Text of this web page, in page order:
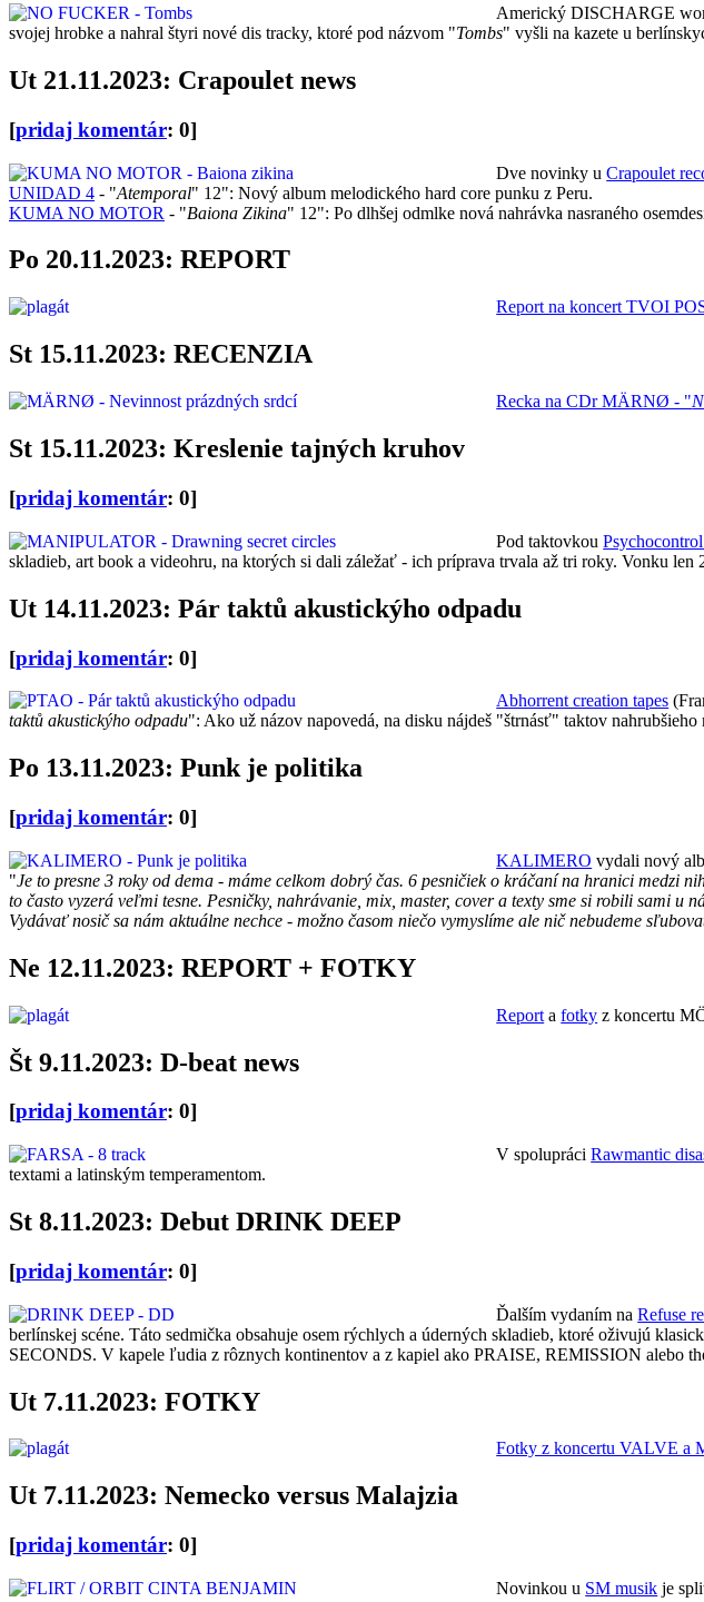
Americký DISCHARGE
svojej hrobke a nahral štyri nové dis tracky, ktoré pod názvom "Tombs" vyšli na kazete u
Ut 21.11.2023: Crapoulet news
[pridaj komentár: 0]
Dve novinky uCrapoulet
UNIDAD 4 - "Atemporal" 12": Nový album melodického hard core punku z Peru.
KUMA NO MOTOR - "Baiona Zikina" 12": Po dlhšej odmlke nová nahrávka nasraného
Po 20.11.2023: REPORT
Report na koncert TVOI
St 15.11.2023: RECENZIA
Recka na CDr MÄRNØ - "
St 15.11.2023: Kreslenie tajných kruhov
[pridaj komentár: 0]
Pod taktovkou
skladieb, art book a videohru, na ktorých si dali záležať - ich príprava trvala až tri roky. Vonku
Ut 14.11.2023: Pár taktů akustickýho odpadu
[pridaj komentár: 0]
Abhorrent creation tapes
taktů akustickýho odpadu": Ako už názov napovedá, na disku nájdeš "štrnásť" taktov nahrubšieho
Po 13.11.2023: Punk je politika
[pridaj komentár: 0]
KALIMERO vydali nový
"Je to presne 3 roky od dema - máme celkom dobrý čas. 6 pesničiek o kráčaní na hranici medzi
to často vyzerá veľmi tesne. Pesničky, nahrávanie, mix, master, cover a texty sme si robili sami
Vydávať nosič sa nám aktuálne nechce - možno časom niečo vymyslíme ale nič nebudeme
Ne 12.11.2023: REPORT + FOTKY
Report afotky z koncertu
Št 9.11.2023: D-beat news
[pridaj komentár: 0]
V spolupráciRawmantic
textami a latinským temperamentom.
St 8.11.2023: Debut DRINK DEEP
[pridaj komentár: 0]
Ďalším vydaním naRefuse
berlínskej scéne. Táto sedmička obsahuje osem rýchlych a úderných skladieb, ktoré oživujú
SECONDS. V kapele ľudia z rôznych kontinentov a z kapiel ako PRAISE, REMISSION alebo
Ut 7.11.2023: FOTKY
Fotky z koncertu VALVE a
Ut 7.11.2023: Nemecko versus Malajzia
[pridaj komentár: 0]
Novinkou u SM musik je